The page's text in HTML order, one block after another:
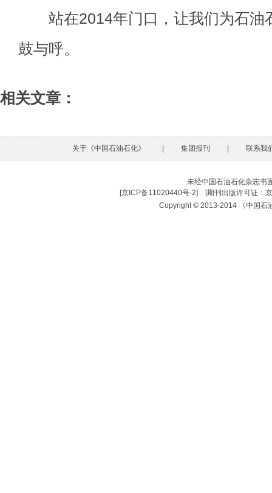
站在2014年门口，让我们为石油
鼓与呼。
相关文章：
关于《中国石油石化》 集团报刊 联系我
未经中国石油石化杂志书
[京ICP备11020440号-2] [期刊出版许可证：
Copyright © 2013-2014 《中国石